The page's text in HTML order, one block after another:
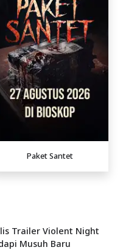
Paket Santet
Trailer Violent Night
Musuh Baru